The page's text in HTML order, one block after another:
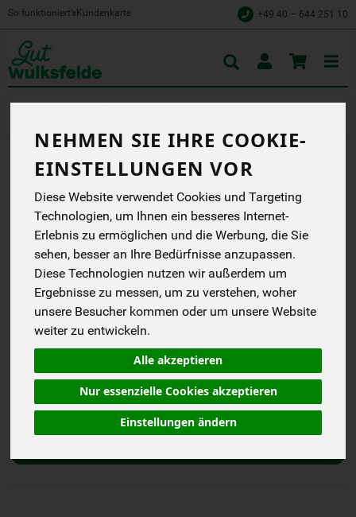
NEHMEN SIE IHRE COOKIE-
EINSTELLUNGEN VOR
Diese Website verwendet Cookies und Targeting
Technologien, um Ihnen ein besseres Internet-
Erlebnis zu ermöglichen und die Werbung, die Sie
sehen, besser an Ihre Bedürfnisse anzupassen.
Diese Technologien nutzen wir außerdem um
Ergebnisse zu messen, um zu verstehen, woher
unsere Besucher kommen oder um unsere Website
weiter zu entwickeln.
Alle akzeptieren
Nur essenzielle Cookies akzeptieren
Einstellungen ändern
So funktioniert’s Kundenkarte +49 40 – 644 251 10
ROTER HERINGSSALAT
Roter Heringssalat MSC
150g
Grünhof
SRL-Sortimentsrichtlinien für
Handelsklasse--
DE-ÖKO-039
inkl. 7% MwSt.
150 g
Toggle
cart